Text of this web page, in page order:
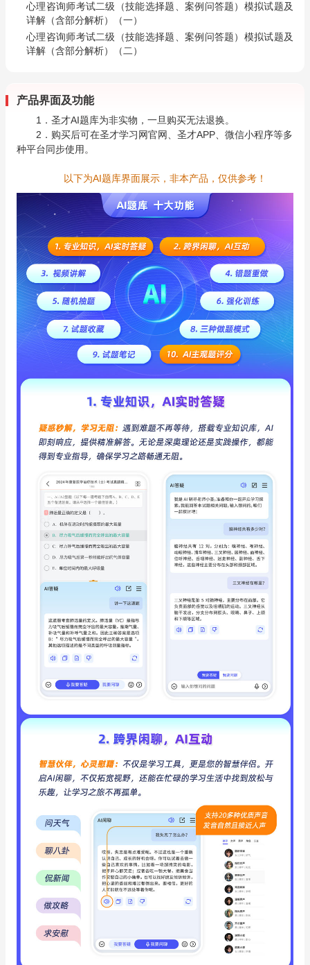
心理咨询师考试二级（技能选择题、案例问答题）模拟试题及
详解（含部分解析）（一）
心理咨询师考试二级（技能选择题、案例问答题）模拟试题及
详解（含部分解析）（二）
产品界面及功能
1．圣才AI题库为非实物，一旦购买无法退换。
2．购买后可在圣才学习网官网、圣才APP、微信小程序等多
种平台同步使用。
以下为AI题库界面展示，非本产品，仅供参考！